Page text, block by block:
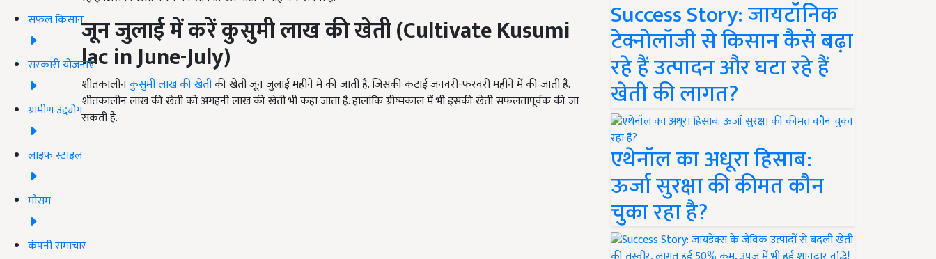
सफल किसान
सरकारी योजनाएं
ग्रामीण उद्द्योग
लाइफ स्टाइल
मौसम
कंपनी समाचार
जूनजुलाईमेंकरेंकुसुमीलाखकीखेती(Cultivate Kusumi
lac in June-July)
शीतकालीनकुसुमी लाख की खेतीकी खेती जून जुलाई महीने में की जाती है. जिसकी कटाई जनवरी-फरवरी महीने में की जाती है.
शीतकालीन लाख की खेती को अगहनी लाख की खेती भी कहा जाता है. हालांकि ग्रीष्मकाल में भी इसकी खेती सफलतापूर्वक की जा
सकती है.
Success Story: जायटॉनिक
टेक्नोलॉजी से किसान कैसे बढ़ा
रहे हैं उत्पादन और घटा रहे हैं
खेती की लागत?
एथेनॉल का अधूरा हिसाब:
ऊर्जा सुरक्षा की कीमत कौन
चुका रहा है?